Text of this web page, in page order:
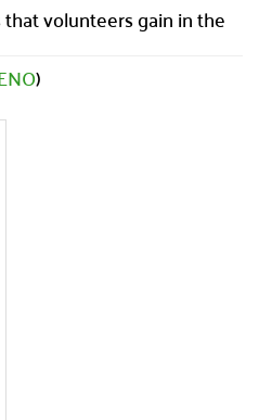
volunteers gain in the
)